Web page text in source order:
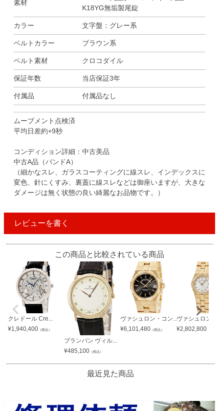
素材
K18YG無垢製尾錠
カラー 文字盤：グレー系
ベルトカラー ブラウン系
ベルト素材 クロコダイル
保証年数 当店保証3年
付属品 付属品なし
ムーブメント点検済
平均日差約+9秒
コンディション詳細：中古美品
中古A品（バンドA）
（細かなスレ、ガラスコーティングに線スレ、インデックスに
変色、針にくすみ、裏蓋に線スレなどは御座いますが、大きな
ダメージは無く状態の良い綺麗なお品物です。）
レビューを書く
この商品と比較されている商品
クレドール Cre...
¥1,940,400 （税込）
ブランパン ヴィル...
¥485,100 （税込）
ヴァシュロン・コン...
¥6,101,480 （税込）
ヴァシュロン・
¥2,802,800
最近見た商品